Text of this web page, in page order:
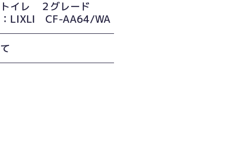
イレ ２グレード
：LIXLI CF-AA64/WA